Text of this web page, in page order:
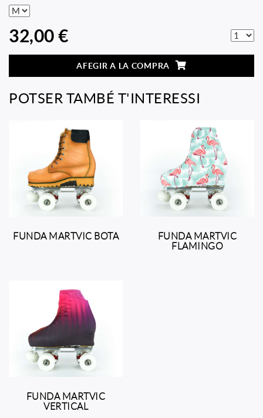
32,00 €
AFEGIR A LA COMPRA
POTSER TAMBÉ T'INTERESSI
FUNDA MARTVIC BOTA
FUNDA MARTVIC
FLAMINGO
FUNDA MARTVIC
VERTICAL